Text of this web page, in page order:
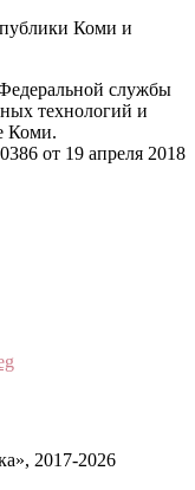
Коми и
службы
технологий и
Коми.
от 19 апреля 2018
2017-2026